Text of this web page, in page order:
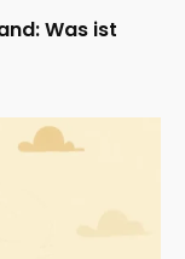
Was ist